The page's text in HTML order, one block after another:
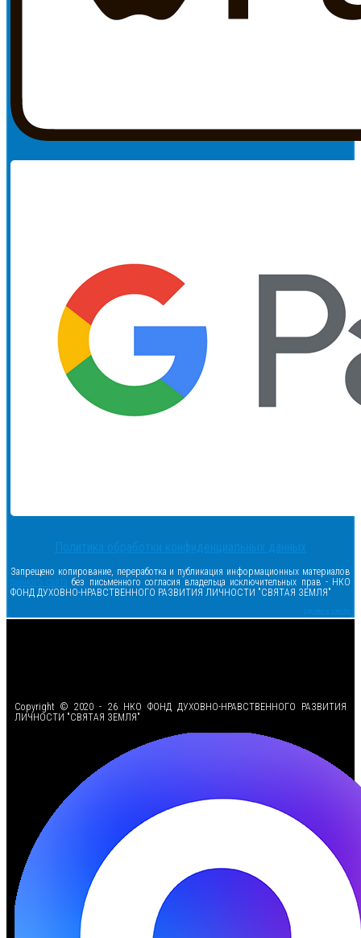
Политика обработки конфиденциальных данных
Запрещено копирование, переработка и публикация информационных материалов
данного сайта без письменного согласия владельца исключительных прав - НКО
ФОНД ДУХОВНО-НРАВСТВЕННОГО РАЗВИТИЯ ЛИЧНОСТИ "СВЯТАЯ ЗЕМЛЯ"
Сделано в samsite
Copyright © 2020 - 26 НКО ФОНД ДУХОВНО-НРАВСТВЕННОГО РАЗВИТИЯ
ЛИЧНОСТИ "СВЯТАЯ ЗЕМЛЯ"